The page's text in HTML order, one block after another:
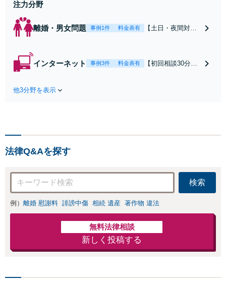
注力分野
離婚・男女問題 事例1件 料金表有
【土日・夜間対応
れたら、サインす
インターネット 事例3件 料金表有
【初回相談30分無
お店の風評被害対
応可：開示請求の
意見照会が来たと
きの対処法、被害
者との示談交渉
他3分野を表示
法律Q&Aを探す
検索
例） 離婚 慰謝料 誹謗中傷 相続 遺産 著作物 違法
無料法律相談
新しく投稿する